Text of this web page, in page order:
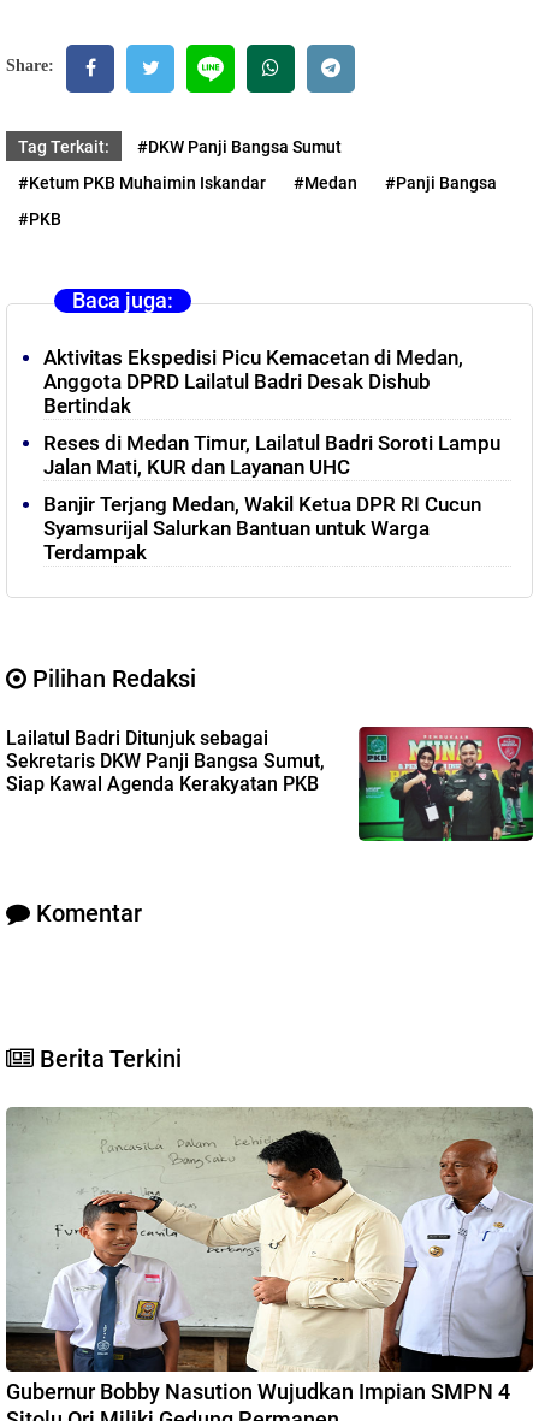
Share:
Tag Terkait:
#DKW Panji Bangsa Sumut
#Ketum PKB Muhaimin Iskandar
#Medan
#Panji Bangsa
#PKB
Baca juga:
Aktivitas Ekspedisi Picu Kemacetan di Medan,
Anggota DPRD Lailatul Badri Desak Dishub
Bertindak
Reses di Medan Timur, Lailatul Badri Soroti Lampu
Jalan Mati, KUR dan Layanan UHC
Banjir Terjang Medan, Wakil Ketua DPR RI Cucun
Syamsurijal Salurkan Bantuan untuk Warga
Terdampak
Pilihan Redaksi
Lailatul Badri Ditunjuk sebagai
Sekretaris DKW Panji Bangsa Sumut,
Siap Kawal Agenda Kerakyatan PKB
Komentar
Berita Terkini
Gubernur Bobby Nasution Wujudkan Impian SMPN 4